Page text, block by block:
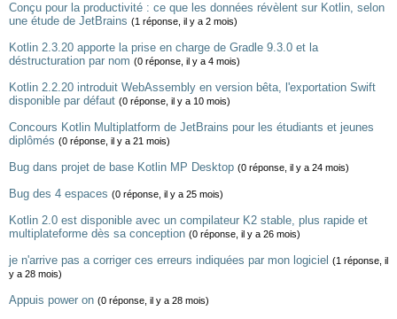
Conçu pour la productivité : ce que les données révèlent sur Kotlin, selon
une étude de JetBrains (1 réponse, il y a 2 mois)
Kotlin 2.3.20 apporte la prise en charge de Gradle 9.3.0 et la
déstructuration par nom (0 réponse, il y a 4 mois)
Kotlin 2.2.20 introduit WebAssembly en version bêta, l'exportation Swift
disponible par défaut (0 réponse, il y a 10 mois)
Concours Kotlin Multiplatform de JetBrains pour les étudiants et jeunes
diplômés (0 réponse, il y a 21 mois)
Bug dans projet de base Kotlin MP Desktop (0 réponse, il y a 24 mois)
Bug des 4 espaces (0 réponse, il y a 25 mois)
Kotlin 2.0 est disponible avec un compilateur K2 stable, plus rapide et
multiplateforme dès sa conception (0 réponse, il y a 26 mois)
je n'arrive pas a corriger ces erreurs indiquées par mon logiciel (1 réponse, il
y a 28 mois)
Appuis power on (0 réponse, il y a 28 mois)